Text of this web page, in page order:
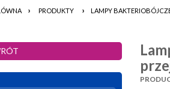
› PRODUKTY › LAMPY